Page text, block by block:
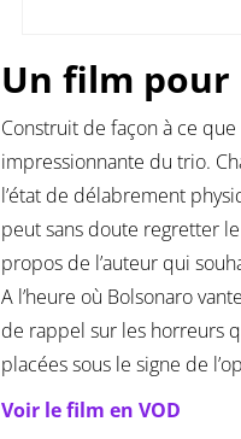
Un film pour
Construit de façon à ce
impressionnante du trio.
l’état de délabrement
peut sans doute regretter
propos de l’auteur qui
A l’heure où Bolsonaro
de rappel sur les horreurs
placées sous le signe de
Voir le film en VOD